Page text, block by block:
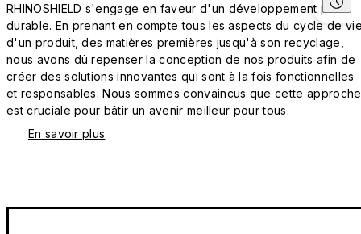
RHINOSHIELD s'engage en faveur d'un développement plus
durable. En prenant en compte tous les aspects du cycle de
d'un produit, des matières premières jusqu'à son recyclage,
nous avons dû repenser la conception de nos produits afin de
créer des solutions innovantes qui sont à la fois fonctionnelles
et responsables. Nous sommes convaincus que cette approche
est cruciale pour bâtir un avenir meilleur pour tous.
En savoir plus